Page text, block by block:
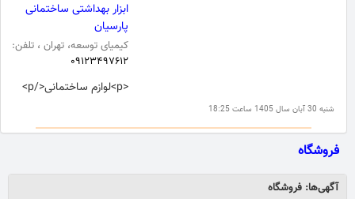
شنبه 30 آبان سال 1405 ساعت 18:25
ابزار بهداشتی ساختمانی
پارسیان
کیمیای توسعه، تهران ، تلفن:
۰۹۱۲۳۴۹۷۶۱۲
<p>لوازم ساختمانی</p>
فروشگاه
آگهی‌ها: فروشگاه